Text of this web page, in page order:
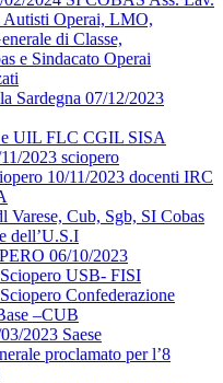
Autisti Operai, LMO,
di Classe,
e Sindacato Operai
Sardegna 07/12/2023
UIL FLC CGIL SISA
2023 sciopero
10/11/2023 docenti IRC
Varese, Cub, Sgb, SI Cobas
dell’U.S.I
06/10/2023
USB- FISI
Confederazione
–CUB
2023 Saese
proclamato per l’8